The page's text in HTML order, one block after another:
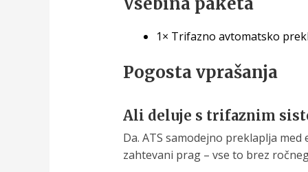
1× Trifazno avtomatsko
Pogosta vprašanja
Ali deluje s trifaznim
Da. ATS samodejno preklaplja
zahtevani prag – vse to brez